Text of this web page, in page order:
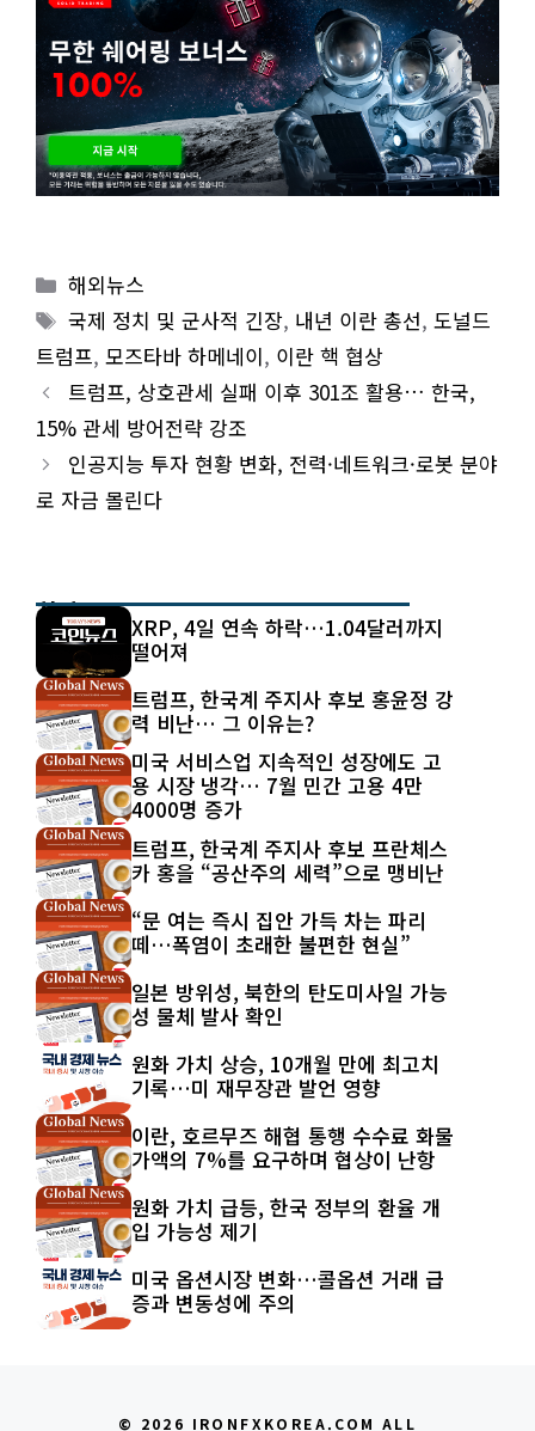
Categories
해외뉴스
Tags
국제 정치 및 군사적 긴장, 내년 이란 총선,도널드
트럼프, 모즈타바 하메네이, 이란 핵 협상
트럼프, 상호관세 실패 이후 301조 활용… 한국,
15% 관세 방어전략 강조
인공지능 투자 현황 변화, 전력·네트워크·로봇 분야
로 자금 몰린다
최신 글
XRP, 4일 연속 하락…1.04달러까지
떨어져
트럼프, 한국계 주지사 후보 홍윤정 강
력 비난… 그 이유는?
미국 서비스업 지속적인 성장에도 고
용 시장 냉각… 7월 민간 고용 4만
4000명 증가
트럼프, 한국계 주지사 후보 프란체스
카 홍을 “공산주의 세력”으로 맹비난
“문 여는 즉시 집안 가득 차는 파리
떼…폭염이 초래한 불편한 현실”
일본 방위성, 북한의 탄도미사일 가능
성 물체 발사 확인
원화 가치 상승, 10개월 만에 최고치
기록…미 재무장관 발언 영향
이란, 호르무즈 해협 통행 수수료 화물
가액의 7%를 요구하며 협상이 난항
원화 가치 급등, 한국 정부의 환율 개
입 가능성 제기
미국 옵션시장 변화…콜옵션 거래 급
증과 변동성에 주의
© 2026 IRONFXKOREA.COM ALL